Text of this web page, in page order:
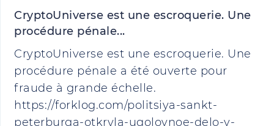
CryptoUniverse est une escroquerie. Une
procédure pénale...
CryptoUniverse est une escroquerie. Une
procédure pénale a été ouverte pour
fraude à grande échelle.
https://forklog.com/politsiya-sankt-
peterburga-otkryla-ugolovnoe-delo-v-